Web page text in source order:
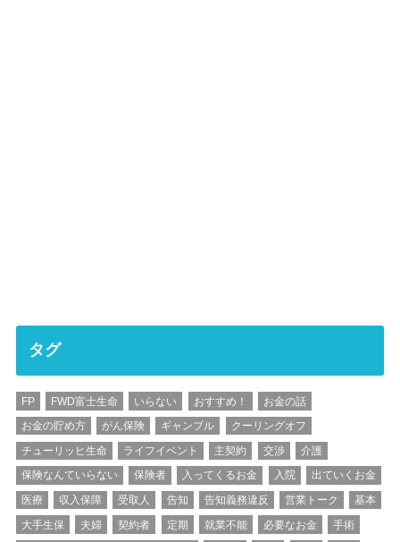
タグ
FP FWD富士生命 いらない おすすめ！
お金の話
お金の貯め方
がん保険 ギャンブル
クーリングオフ
チューリッヒ生命
ライフイベント 主契約 交渉
介護
保険なんていらない
保険者 入ってくるお金 入院
出ていくお金
医療
収入保障 受取人 告知 告知義務違反 営業トーク
基本
大手生保
夫婦 契約者 定期 就業不能 必要なお金
手術